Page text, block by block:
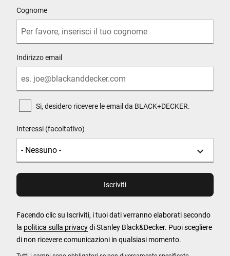
Cognome
Indirizzo email
Si, desidero ricevere le email da BLACK+DECKER.
Interessi (facoltativo)
Facendo clic su Iscriviti, i tuoi dati verranno elaborati secondo
la politica sulla privacydi Stanley Black&Decker. Puoi scegliere
di non ricevere comunicazioni in qualsiasi momento.